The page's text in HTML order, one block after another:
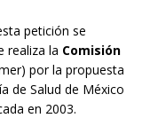
petición se
realiza la Comisión
por la propuesta
de Salud de México
en 2003.